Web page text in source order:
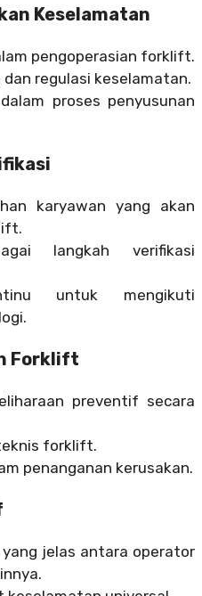
Keselamatan
pengoperasian forklift.
regulasi keselamatan.
proses penyusunan
karyawan yang akan
langkah verifikasi
untuk mengikuti
Forklift
preventif secara
forklift.
penanganan kerusakan.
jelas antara operator